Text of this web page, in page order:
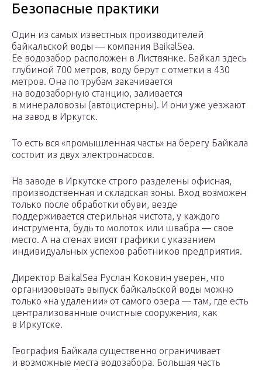
Безопасные практики
Один из самых известных производителей
байкальской воды — компания BaikalSea.
Ее водозабор расположен в Листвянке. Байкал здесь
глубиной 700 метров, воду берут с отметки в 430
метров. Она по трубам закачивается
на водозаборную станцию, заливается
в минераловозы (автоцистерны). И они уже уезжают
на завод в Иркутск.
То есть вся «промышленная часть» на берегу Байкала
состоит из двух электронасосов.
На заводе в Иркутске строго разделены офисная,
производственная и складская зоны. Вход возможен
только после обработки обуви, везде
поддерживается стерильная чистота, у каждого
инструмента, будь то молоток или швабра — свое
место. А на стенах висят графики с указанием
индивидуальных успехов работников предприятия.
Директор BaikalSea Руслан Коковин уверен, что
организовывать выпуск байкальской воды можно
только «на удалении» от самого озера — там, где есть
централизованные очистные сооружения, как
в Иркутске.
География Байкала существенно ограничивает
и возможные места водозабора. Большая часть